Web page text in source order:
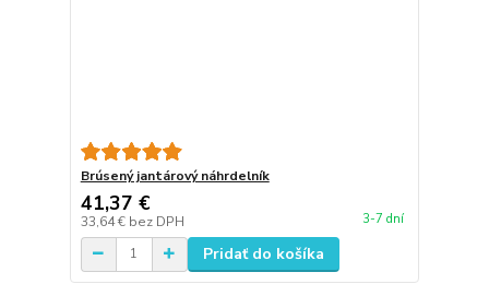
Brúsený jantárový náhrdelník
41,37 €
33,64 € bez DPH 3-7 dní
Pridať do košíka